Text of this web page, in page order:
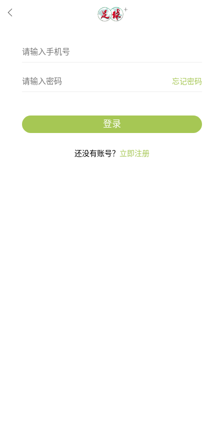
忘记密码
登录
还没有账号？ 立即注册